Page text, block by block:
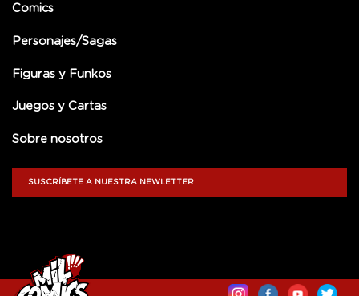
Comics
Personajes/Sagas
Figuras y Funkos
Juegos y Cartas
Sobre nosotros
SUSCRÍBETE A NUESTRA NEWLETTER